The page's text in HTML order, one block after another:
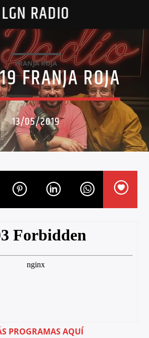
LGN RADIO
FRANJA ROJA
FRANJA ROJA
13/05/2019
PROGRAMAS AQUÍ